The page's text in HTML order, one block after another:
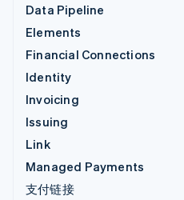
Data Pipeline
Elements
Financial Connections
Identity
Invoicing
Issuing
Link
Managed Payments
支付链接